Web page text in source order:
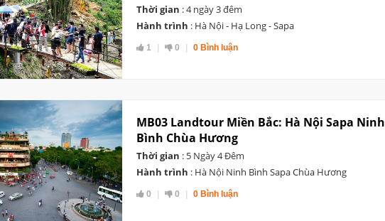
Thời gian : 4 ngày 3 đêm
Hành trình : Hà Nội - Hạ Long - Sapa
1 0 0 Bình luận
MB03 Landtour Miền Bắc: Hà Nội Sapa Ninh
Bình Chùa Hương
Thời gian : 5 Ngày 4 Đêm
Hành trình : Hà Nội Ninh Bình Sapa Chùa Hương
0 0 0 Bình luận